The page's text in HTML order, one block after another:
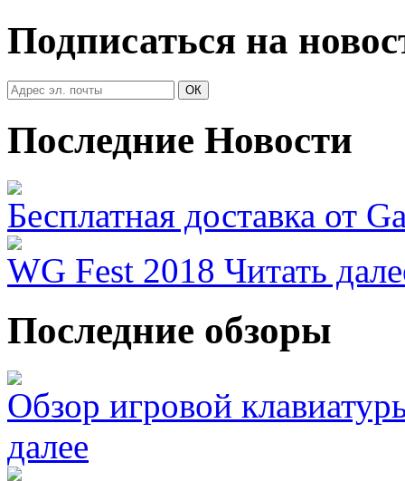
Подписаться на
Последние Новости
Бесплатная доставка от
WG Fest 2018 Читать
Последние обзоры
Обзор игровой
далее